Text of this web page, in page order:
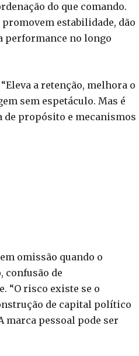
do que comando.
estabilidade, dão
performance no longo
a retenção, melhora o
sem espetáculo. Mas é
de propósito e mecanismos
omissão quando o
confusão de
“O risco existe se o
de capital político
marca pessoal pode ser